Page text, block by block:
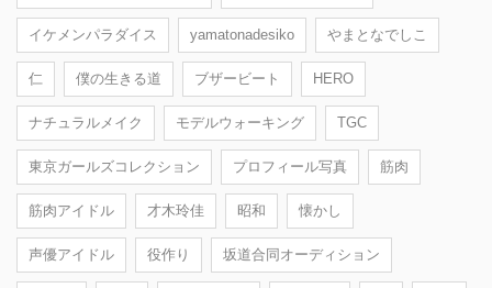
イケメンパラダイス yamatonadesiko やまとなでしこ
仁 僕の生きる道 ブザービート HERO
ナチュラルメイク モデルウォーキング TGC
東京ガールズコレクション プロフィール写真 筋肉
筋肉アイドル 才木玲佳 昭和 懐かし
声優アイドル 役作り 坂道合同オーディション